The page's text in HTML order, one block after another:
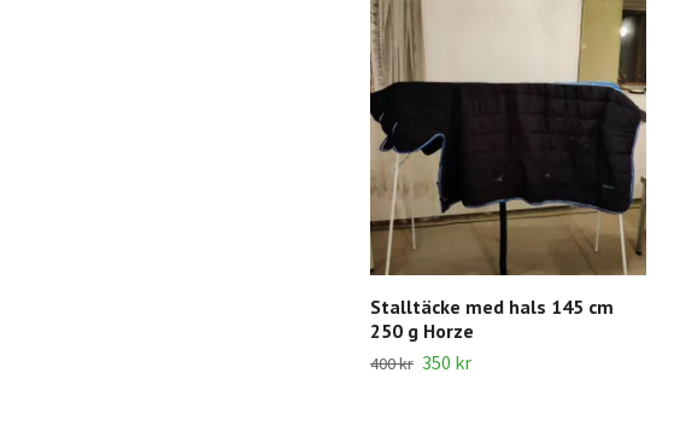
Stalltäcke med hals 145 cm
250 g Horze
400 kr 350 kr